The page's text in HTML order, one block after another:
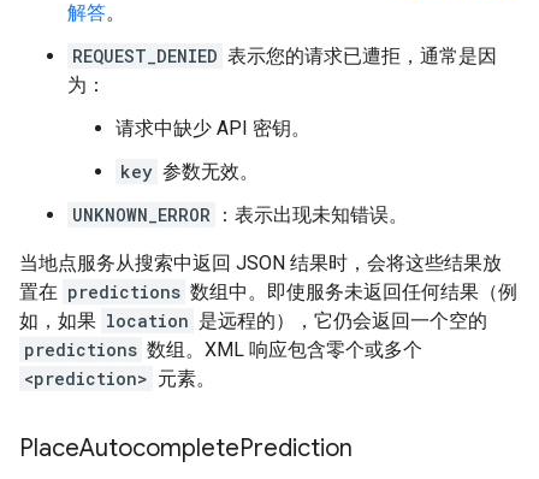
解答。
REQUEST_DENIED 表示您的请求已遭拒，通常是因
为：
请求中缺少 API 密钥。
key 参数无效。
UNKNOWN_ERROR
：表示出现未知错误。
当地点服务从搜索中返回 JSON 结果时，会将这些结果放
置在 predictions 数组中。即使服务未返回任何结果（例
如，如果 location 是远程的），它仍会返回一个空的
predictions 数组。XML 响应包含零个或多个
<prediction> 元素。
PlaceAutocompletePrediction